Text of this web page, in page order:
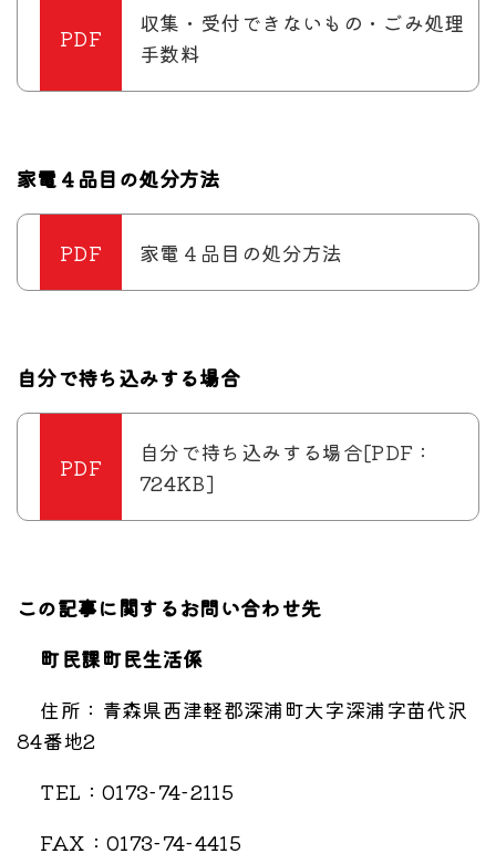
収集・受付できないもの・ごみ処理
手数料
家電４品目の処分方法
家電４品目の処分方法
自分で持ち込みする場合
自分で持ち込みする場合[PDF：
724KB]
この記事に関するお問い合わせ先
町民課町民生活係
住所：青森県西津軽郡深浦町大字深浦字苗代沢
84番地2
TEL：0173-74-2115
FAX：0173-74-4415